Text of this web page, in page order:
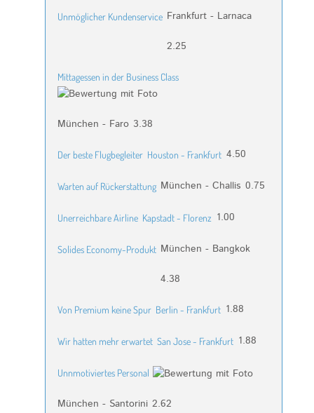
Unmöglicher Kundenservice Frankfurt - Larnaca
2.25
Mittagessen in der Business Class
München - Faro 3.38
Der beste Flugbegleiter Houston - Frankfurt 4.50
Warten auf Rückerstattung München - Challis 0.75
Unerreichbare Airline Kapstadt - Florenz 1.00
Solides Economy-Produkt München - Bangkok
4.38
Von Premium keine Spur Berlin - Frankfurt 1.88
Wir hatten mehr erwartet San Jose - Frankfurt 1.88
Unnmotiviertes Personal
München - Santorini 2.62